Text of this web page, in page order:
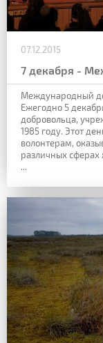
07.12.2015
7 декабря -
Международный
Ежегодно 5
добровольца,
1985 году. Этот
волонтерам,
различных сферах
...